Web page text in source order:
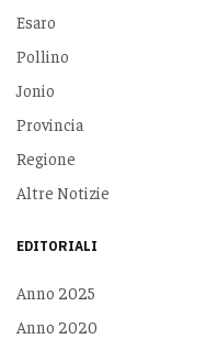
Esaro
Pollino
Jonio
Provincia
Regione
Altre Notizie
EDITORIALI
Anno 2025
Anno 2020